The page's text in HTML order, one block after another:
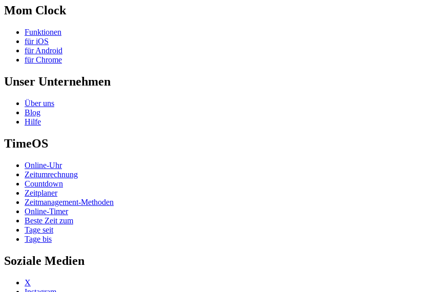
Mom Clock
Funktionen
für iOS
für Android
für Chrome
Unser Unternehmen
Über uns
Blog
Hilfe
TimeOS
Online-Uhr
Zeitumrechnung
Countdown
Zeitplaner
Zeitmanagement-Methoden
Online-Timer
Beste Zeit zum
Tage seit
Tage bis
Soziale Medien
X